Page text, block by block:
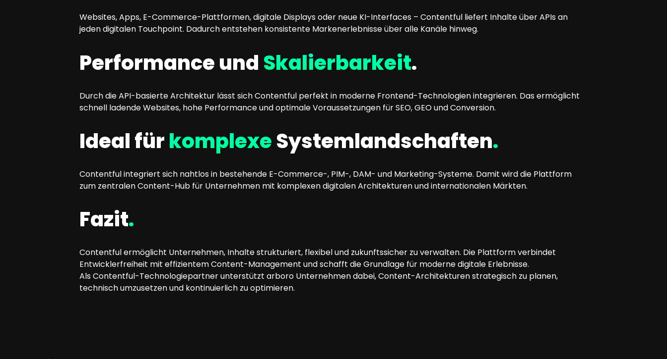
Websites, Apps, E-Commerce-Plattformen, digitale Displays oder neue KI-Interfaces – Contentful liefert Inhalte über APIs an
jeden digitalen Touchpoint. Dadurch entstehen konsistente Markenerlebnisse über alle Kanäle hinweg.
Performance und Skalierbarkeit.
Durch die API-basierte Architektur lässt sich Contentful perfekt in moderne Frontend-Technologien integrieren. Das ermöglicht
schnell ladende Websites, hohe Performance und optimale Voraussetzungen für SEO, GEO und Conversion.
Ideal fürkomplexeSystemlandschaften.
Contentful integriert sich nahtlos in bestehende E-Commerce-, PIM-, DAM- und Marketing-Systeme. Damit wird die Plattform
zum zentralen Content-Hub für Unternehmen mit komplexen digitalen Architekturen und internationalen Märkten.
Fazit.
Contentful ermöglicht Unternehmen, Inhalte strukturiert, flexibel und zukunftssicher zu verwalten. Die Plattform verbindet
Entwicklerfreiheit mit effizientem Content-Management und schafft die Grundlage für moderne digitale Erlebnisse.
Als Contentful-Technologiepartner unterstützt arboro Unternehmen dabei, Content-Architekturen strategisch zu planen,
technisch umzusetzen und kontinuierlich zu optimieren.